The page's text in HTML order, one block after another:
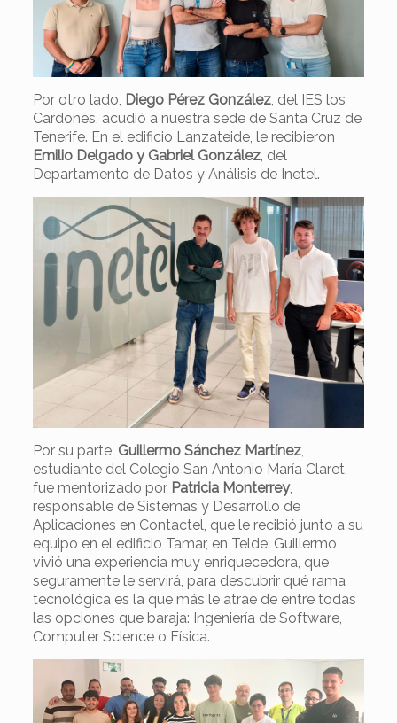
Por otro lado, Diego Pérez González, del IES los
Cardones, acudió a nuestra sede de Santa Cruz de
Tenerife. En el edificio Lanzateide, le recibieron
Emilio Delgado y Gabriel González, del
Departamento de Datos y Análisis de Inetel.
Por su parte, Guillermo Sánchez Martínez,
estudiante del Colegio San Antonio María Claret,
fue mentorizado por Patricia Monterrey,
responsable de Sistemas y Desarrollo de
Aplicaciones en Contactel, que le recibió junto a su
equipo en el edificio Tamar, en Telde. Guillermo
vivió una experiencia muy enriquecedora, que
seguramente le servirá, para descubrir qué rama
tecnológica es la que más le atrae de entre todas
las opciones que baraja: Ingeniería de Software,
Computer Science o Física.